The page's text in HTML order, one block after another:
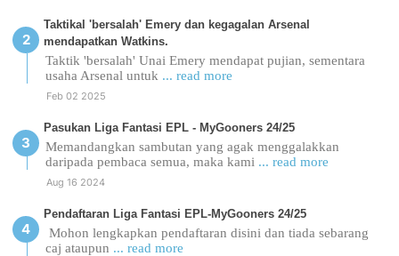
Taktikal 'bersalah' Emery dan kegagalan Arsenal
mendapatkan Watkins.
Taktik 'bersalah' Unai Emery mendapat pujian, sementara
usaha Arsenal untuk ... read more
Feb 02 2025
Pasukan Liga Fantasi EPL - MyGooners 24/25
Memandangkan sambutan yang agak menggalakkan
daripada pembaca semua, maka kami ... read more
Aug 16 2024
Pendaftaran Liga Fantasi EPL-MyGooners 24/25
Mohon lengkapkan pendaftaran disini dan tiada sebarang
caj ataupun ... read more